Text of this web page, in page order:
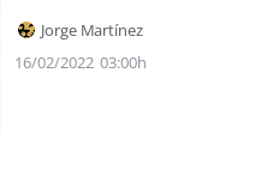
Jorge Martínez
16/02/2022 03:00h